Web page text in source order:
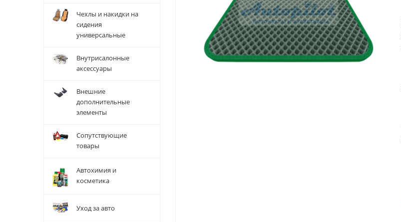
Чехлы и накидки на
сидения
универсальные
Внутрисалонные
аксессуары
Внешние
дополнительные
элементы
Сопутствующие
товары
Автохимия и
косметика
Уход за авто